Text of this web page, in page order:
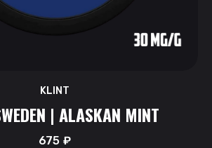
KLINT
| ALASKAN MINT
675₽